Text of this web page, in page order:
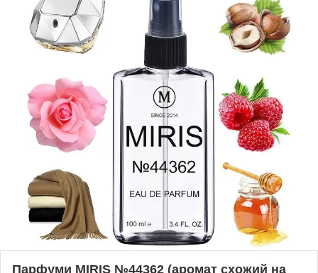
Парфуми MIRIS №44362 (аромат схожий на